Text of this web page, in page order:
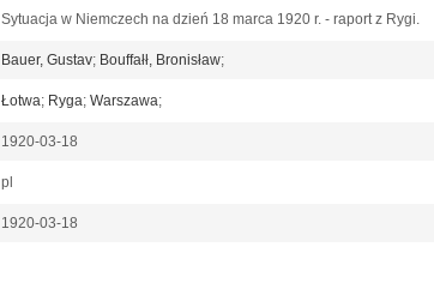
Sytuacja w Niemczech na dzień 18 marca 1920 r. - raport z Rygi.
Bauer, Gustav; Bouffałł, Bronisław;
Łotwa; Ryga; Warszawa;
1920-03-18
pl
1920-03-18